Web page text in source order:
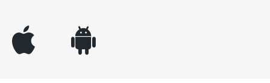
appleinc android